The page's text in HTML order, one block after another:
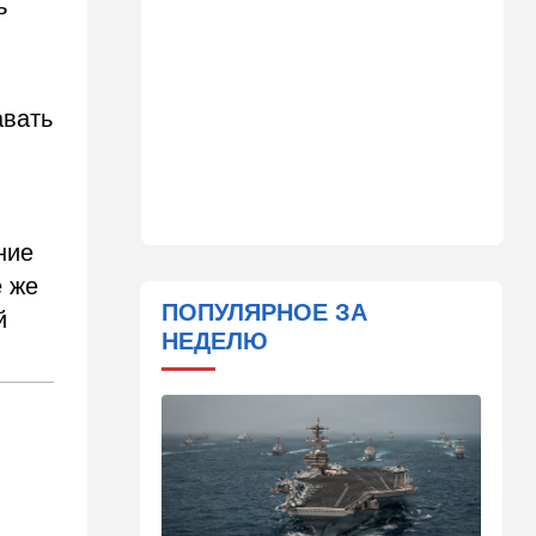
же
Марокканские военные
копируют опыт израильских
Выборы в Израиле
От Нетаниягу - к Либерману:
Дан Илуз присоединился к
НДИ
ПОПУЛЯРНОЕ ЗА
НЕДЕЛЮ